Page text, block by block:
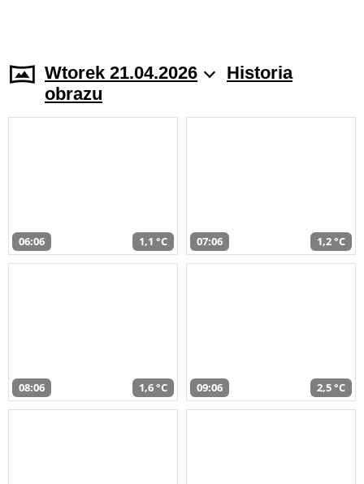
Wtorek 21.04.2026
Historia
obrazu
06:06 1,1 °C 07:06 1,2 °C
08:06 1,6 °C 09:06 2,5 °C